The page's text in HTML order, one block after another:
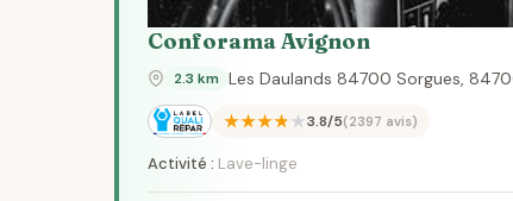
Conforama Avignon
2.3 km Les Daulands 84700 Sorgues,
★★★★★3.8/5(2397 avis)
Activité : Lave-linge